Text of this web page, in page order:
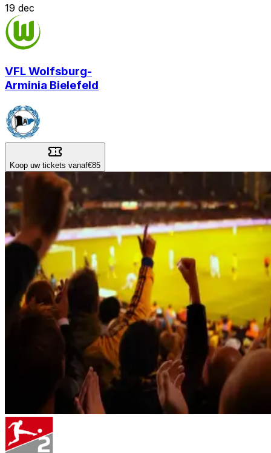
19 dec
VFL Wolfsburg-
Arminia Bielefeld
Koop uw tickets vanaf€85